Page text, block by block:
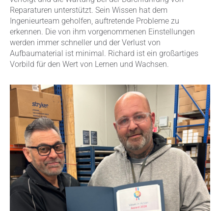
Reparaturen unterstützt. Sein Wissen hat dem
Ingenieurteam geholfen, auftretende Probleme zu
erkennen. Die von ihm vorgenommenen Einstellungen
werden immer schneller und der Verlust von
Aufbaumaterial ist minimal. Richard ist ein großartiges
Vorbild für den Wert von Lernen und Wachsen.